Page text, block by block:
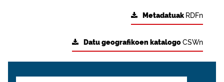
Metadatuak RDFn
Datu geografikoen katalogoCSWn